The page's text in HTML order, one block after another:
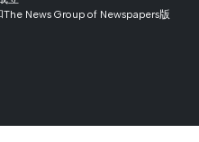
News Group of Newspapers版